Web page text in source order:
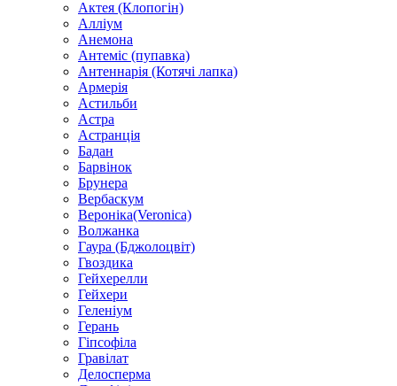
Актея (Клопогін)
Алліум
Анемона
Антеміс (пупавка)
Антеннарія (Котячі лапка)
Армерія
Астильби
Астра
Астранція
Бадан
Барвінок
Брунера
Вербаскум
Вероніка(Veronica)
Волжанка
Гаура (Бджолоцвіт)
Гвоздика
Гейхерелли
Гейхери
Геленіум
Герань
Гіпсофіла
Гравілат
Делосперма